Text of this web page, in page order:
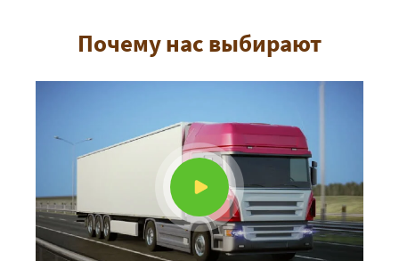
Почему нас выбирают